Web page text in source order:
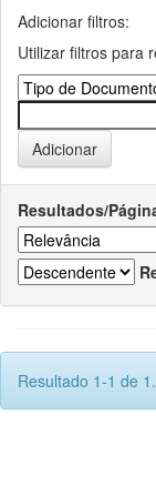
Adicionar filtros:
Utilizar filtros para
Resultados/
Resultado 1-1 de 1.